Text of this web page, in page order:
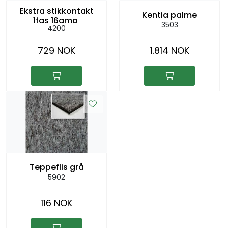
Ekstra stikkontakt
1fas 16amp
4200
729 NOK
Kentia palme
3503
1.814 NOK
Teppeflis grå
5902
116 NOK